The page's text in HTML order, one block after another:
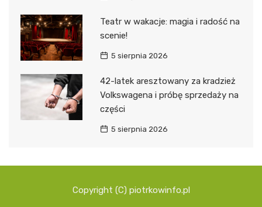
Teatr w wakacje: magia i radość na
scenie!
5 sierpnia 2026
42-latek aresztowany za kradzież
Volkswagena i próbę sprzedaży na
części
5 sierpnia 2026
Copyright (C) piotrkowinfo.pl